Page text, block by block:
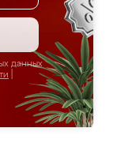
данных